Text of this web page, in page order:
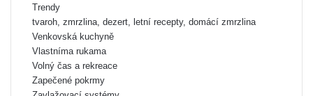
Trendy
tvaroh, zmrzlina, dezert, letní recepty, domácí zmrzlina
Venkovská kuchyně
Vlastníma rukama
Volný čas a rekreace
Zapečené pokrmy